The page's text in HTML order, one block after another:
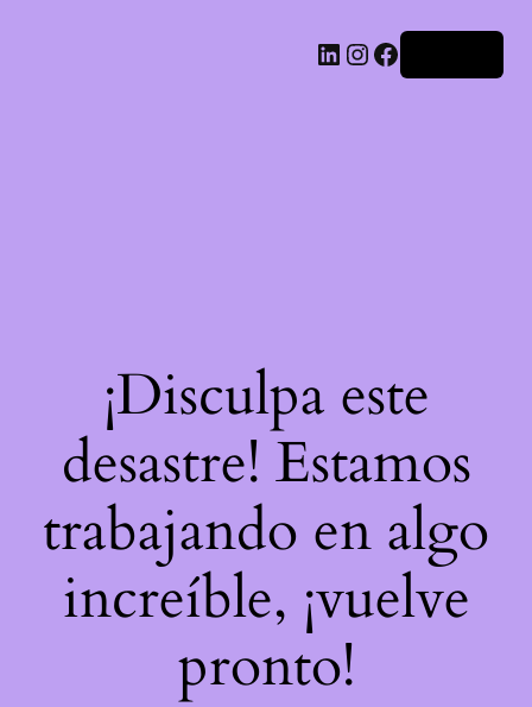
LinkedIn
Instagram
Facebook
¡Disculpa este
desastre! Estamos
trabajando en algo
increíble, ¡vuelve
pronto!